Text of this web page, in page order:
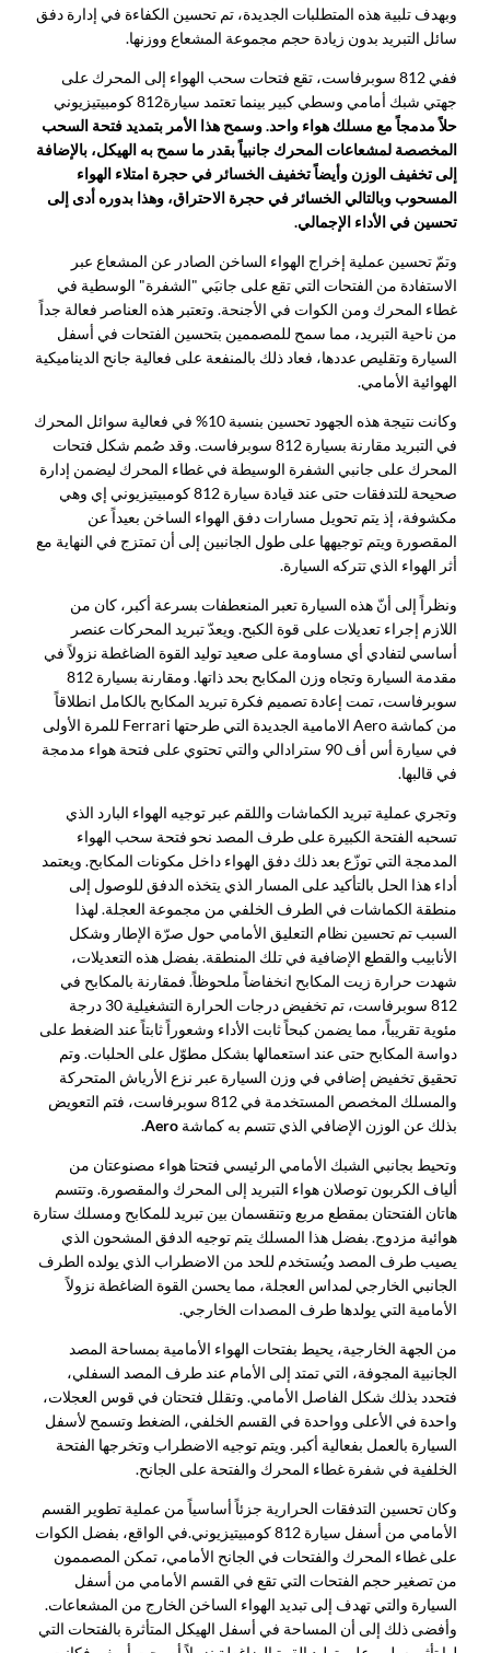
وبهدف تلبية هذه المتطلبات الجديدة، تم تحسين الكفاءة في إدارة دفق
سائل التبريد بدون زيادة حجم مجموعة المشعاع ووزنها.
ففي 812 سوبرفاست، تقع فتحات سحب الهواء إلى المحرك على
جهتي شبك أمامي وسطي كبير بينما تعتمد سيارة812 كومبيتيزيوني
حلاً مدمجاً مع مسلك هواء واحد. وسمح هذا الأمر بتمديد فتحة السحب
المخصصة لمشعاعات المحرك جانبياً بقدر ما سمح به الهيكل، بالإضافة
إلى تخفيف الوزن وأيضاً تخفيف الخسائر في حجرة امتلاء الهواء
المسحوب وبالتالي الخسائر في حجرة الاحتراق، وهذا بدوره أدى إلى
تحسين في الأداء الإجمالي.
وتمّ تحسين عملية إخراج الهواء الساخن الصادر عن المشعاع عبر
الاستفادة من الفتحات التي تقع على جانبَي "الشفرة" الوسطية في
غطاء المحرك ومن الكوات في الأجنحة. وتعتبر هذه العناصر فعالة جداً
من ناحية التبريد، مما سمح للمصممين بتحسين الفتحات في أسفل
السيارة وتقليص عددها، فعاد ذلك بالمنفعة على فعالية جانح الديناميكية
الهوائية الأمامي.
وكانت نتيجة هذه الجهود تحسين بنسبة 10% في فعالية سوائل المحرك
في التبريد مقارنة بسيارة 812 سوبرفاست. وقد صُمم شكل فتحات
المحرك على جانبي الشفرة الوسيطة في غطاء المحرك ليضمن إدارة
صحيحة للتدفقات حتى عند قيادة سيارة 812 كومبيتيزيوني إي وهي
مكشوفة، إذ يتم تحويل مسارات دفق الهواء الساخن بعيداً عن
المقصورة ويتم توجيهها على طول الجانبين إلى أن تمتزج في النهاية مع
أثر الهواء الذي تتركه السيارة.
ونظراً إلى أنّ هذه السيارة تعبر المنعطفات بسرعة أكبر، كان من
اللازم إجراء تعديلات على قوة الكبح. ويعدّ تبريد المحركات عنصر
أساسي لتفادي أي مساومة على صعيد توليد القوة الضاغطة نزولاً في
مقدمة السيارة وتجاه وزن المكابح بحد ذاتها. ومقارنة بسيارة 812
سوبرفاست، تمت إعادة تصميم فكرة تبريد المكابح بالكامل انطلاقاً
من كماشة Aero الامامية الجديدة التي طرحتها Ferrari للمرة الأولى
في سيارة أس أف 90 سترادالي والتي تحتوي على فتحة هواء مدمجة
في قالبها.
وتجري عملية تبريد الكماشات واللقم عبر توجيه الهواء البارد الذي
تسحبه الفتحة الكبيرة على طرف المصد نحو فتحة سحب الهواء
المدمجة التي توزّع بعد ذلك دفق الهواء داخل مكونات المكابح. ويعتمد
أداء هذا الحل بالتأكيد على المسار الذي يتخذه الدفق للوصول إلى
منطقة الكماشات في الطرف الخلفي من مجموعة العجلة. لهذا
السبب تم تحسين نظام التعليق الأمامي حول صرّة الإطار وشكل
الأنابيب والقطع الإضافية في تلك المنطقة. بفضل هذه التعديلات،
شهدت حرارة زيت المكابح انخفاضاً ملحوظاً. فمقارنة بالمكابح في
812 سوبرفاست، تم تخفيض درجات الحرارة التشغيلية 30 درجة
مئوية تقريباً، مما يضمن كبحاً ثابت الأداء وشعوراً ثابتاً عند الضغط على
دواسة المكابح حتى عند استعمالها بشكل مطوّل على الحلبات. وتم
تحقيق تخفيض إضافي في وزن السيارة عبر نزع الأرياش المتحركة
والمسلك المخصص المستخدمة في 812 سوبرفاست، فتم التعويض
بذلك عن الوزن الإضافي الذي تتسم به كماشة Aero
.
وتحيط بجانبي الشبك الأمامي الرئيسي فتحتا هواء مصنوعتان من
ألياف الكربون توصلان هواء التبريد إلى المحرك والمقصورة. وتتسم
هاتان الفتحتان بمقطع مربع وتنقسمان بين تبريد للمكابح ومسلك ستارة
هوائية مزدوج. بفضل هذا المسلك يتم توجيه الدفق المشحون الذي
يصيب طرف المصد ويُستخدم للحد من الاضطراب الذي يولده الطرف
الجانبي الخارجي لمداس العجلة، مما يحسن القوة الضاغطة نزولاً
الأمامية التي يولدها طرف المصدات الخارجي.
من الجهة الخارجية، يحيط بفتحات الهواء الأمامية بمساحة المصد
الجانبية المجوفة، التي تمتد إلى الأمام عند طرف المصد السفلي،
فتحدد بذلك شكل الفاصل الأمامي. وتقلل فتحتان في قوس العجلات،
واحدة في الأعلى وواحدة في القسم الخلفي، الضغط وتسمح لأسفل
السيارة بالعمل بفعالية أكبر. ويتم توجيه الاضطراب وتخرجها الفتحة
الخلفية في شفرة غطاء المحرك والفتحة على الجانح.
وكان تحسين التدفقات الحرارية جزئاً أساسياً من عملية تطوير القسم
الأمامي من أسفل سيارة 812 كومبيتيزيوني.
في الواقع، بفضل الكوات
على غطاء المحرك والفتحات في الجانح الأمامي، تمكن المصممون
من تصغير حجم الفتحات التي تقع في القسم الأمامي من أسفل
السيارة والتي تهدف إلى تبديد الهواء الساخن الخارج من المشعاعات.
وأفضى ذلك إلى أن المساحة في أسفل الهيكل المتأثرة بالفتحات التي